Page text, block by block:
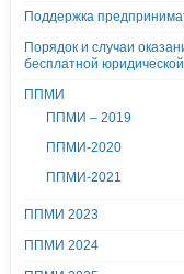
Поддержка
Порядок и случаи
бесплатной
ППМИ
ППМИ – 2019
ППМИ-2020
ППМИ-2021
ППМИ 2023
ППМИ 2024